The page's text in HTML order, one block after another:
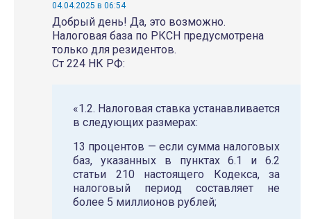
04.04.2025 в 06:54
Добрый день! Да, это возможно.
Налоговая база по РКСН предусмотрена
только для резидентов.
Ст 224 НК РФ:
«1.2. Налоговая ставка устанавливается
в следующих размерах:
13 процентов — если сумма налоговых
баз, указанных в пунктах 6.1 и 6.2
статьи 210 настоящего Кодекса, за
налоговый период составляет не
более 5 миллионов рублей;